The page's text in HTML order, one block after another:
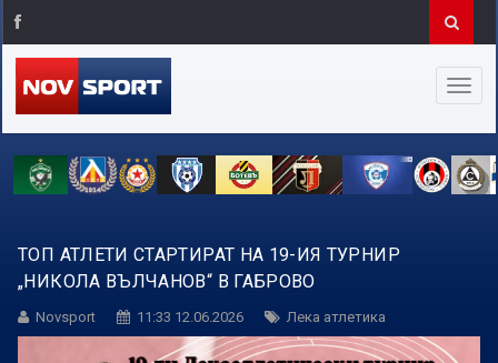
ТОП АТЛЕТИ СТАРТИРАТ НА 19-ИЯ ТУРНИР
„НИКОЛА ВЪЛЧАНОВ“ В ГАБРОВО
Novsport 11:33 12.06.2026 Лека атлетика